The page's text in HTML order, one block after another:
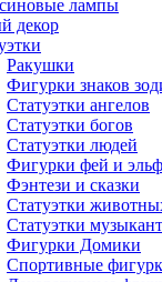
лампы
декор
Ракушки
Фигурки знаков
Статуэтки ангелов
Статуэтки богов
Статуэтки людей
Фигурки фей и
Фэнтези и сказки
Статуэтки
Статуэтки
Фигурки Домики
Спортивные